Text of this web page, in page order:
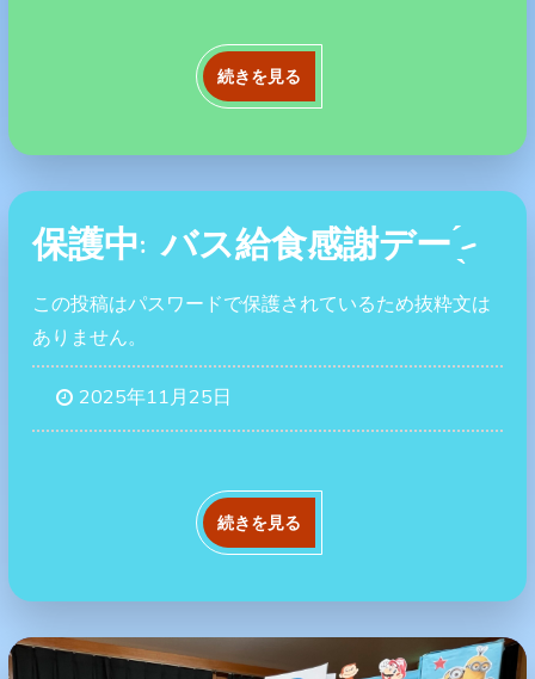
続きを見る
保護中: バス給食感謝デー‎ ̖́-‬
この投稿はパスワードで保護されているため抜粋文は
ありません。
2025年11月25日
続きを見る